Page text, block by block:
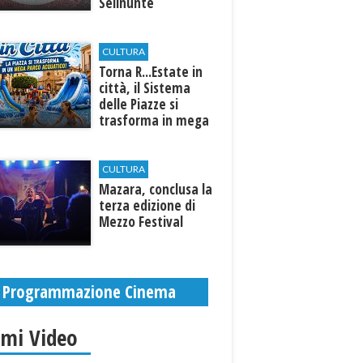
CULTURA
Torna R...Estate in
città, il Sistema
delle Piazze si
trasforma in mega
CULTURA
​Mazara, conclusa la
terza edizione di
Mezzo Festival
Programmazione Cinema
Video